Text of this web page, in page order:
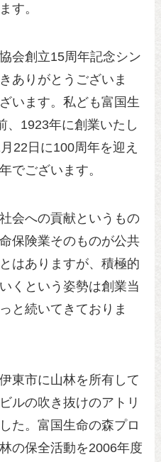
す。
会創立15周年記念シン
ありがとうございま
います。私ども富国生
、1923年に創業いたし
22日に100周年を迎え
でございます。
会への貢献というもの
保険業そのものが公共
はありますが、積極的
くという姿勢は創業当
と続いてきておりま
東市に山林を所有して
ルの吹き抜けのアトリ
た。富国生命の森プロ
の保全活動を2006年度